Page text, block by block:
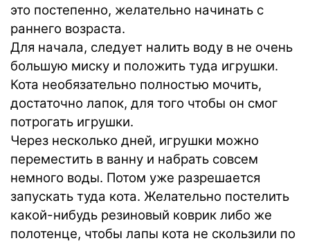
это постепенно, желательно начинать с
раннего возраста.
Для начала, следует налить воду в не очень
большую миску и положить туда игрушки.
Кота необязательно полностью мочить,
достаточно лапок, для того чтобы он смог
потрогать игрушки.
Через несколько дней, игрушки можно
переместить в ванну и набрать совсем
немного воды. Потом уже разрешается
запускать туда кота. Желательно постелить
какой-нибудь резиновый коврик либо же
полотенце, чтобы лапы кота не скользили по